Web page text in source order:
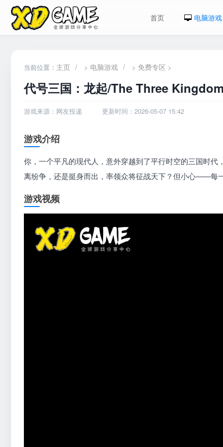
首页 电脑游戏
当前位置： 主页 / > 电脑游戏 / > 免费专区 >
代号三国：龙起/The Three
游戏来源：网友投递 更新时间：2026-05-07 15:42
游戏介绍
你，一个平凡的现代人，意外穿越到了平行时空的三国时
离纷争，还是挺身而出，率领众将征战天下？但小心——每
游戏视频